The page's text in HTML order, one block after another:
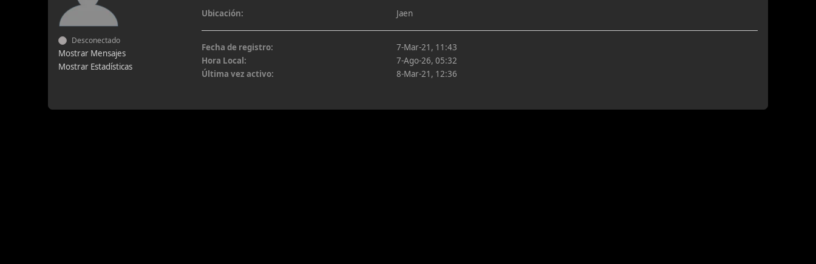
Desconectado
Mostrar Mensajes
Mostrar Estadísticas
Ubicación: Jaen
Fecha de registro:
7-Mar-21, 11:43
Hora Local:
7-Ago-26, 05:32
Última vez activo:
8-Mar-21, 12:36